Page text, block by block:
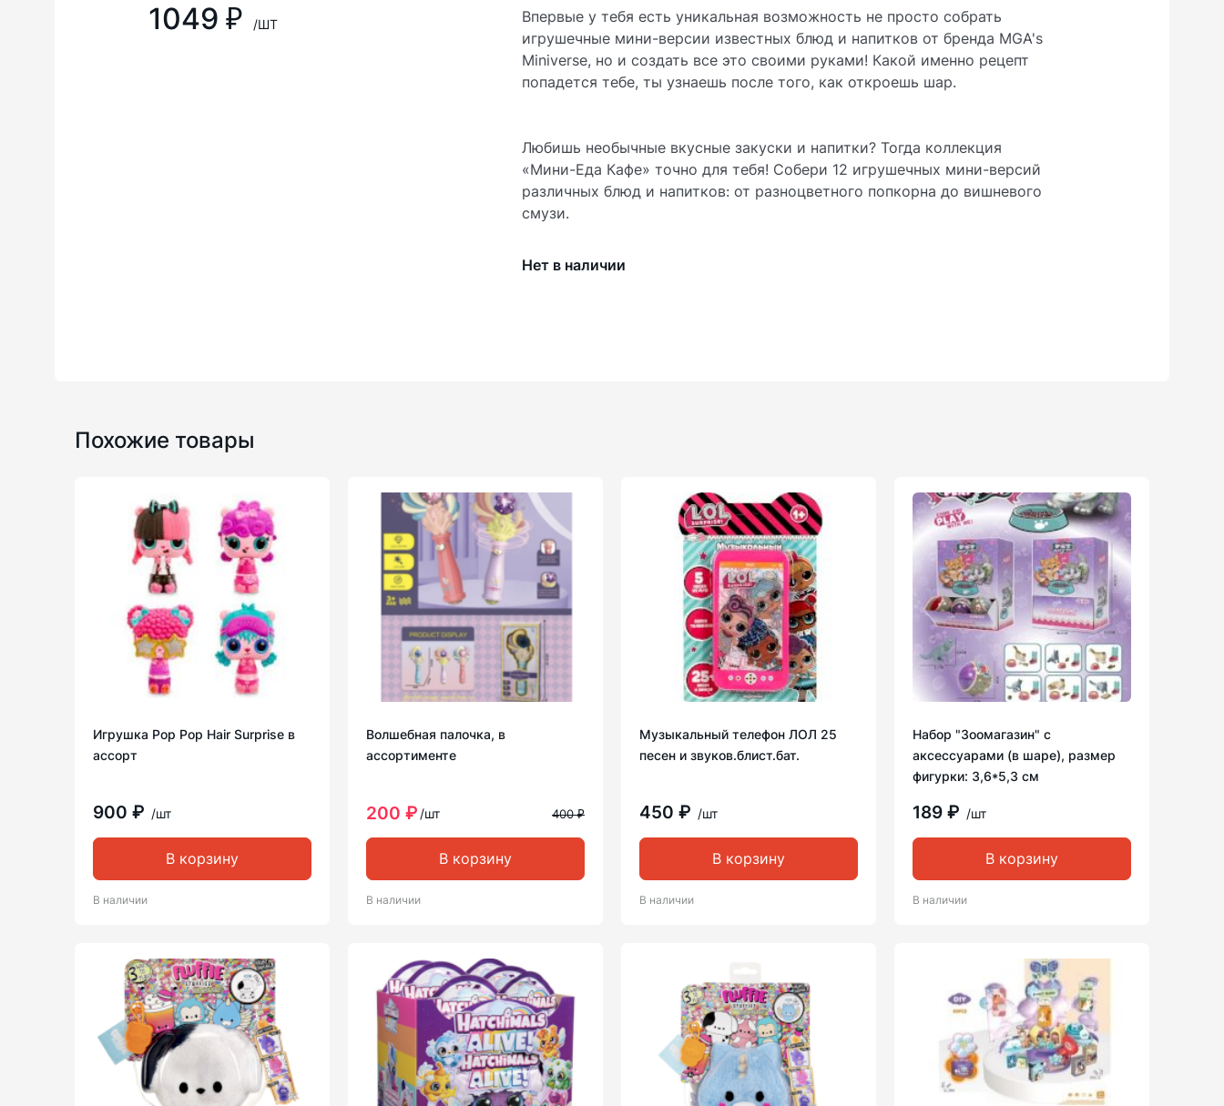
1049 ₽ /ШТ
Впервые у тебя есть уникальная возможность не просто собрать
игрушечные мини-версии известных блюд и напитков от бренда MGA's
Miniverse, но и создать все это своими руками! Какой именно рецепт
попадется тебе, ты узнаешь после того, как откроешь шар.
Любишь необычные вкусные закуски и напитки? Тогда коллекция
«Мини-Еда Кафе» точно для тебя! Собери 12 игрушечных мини-версий
различных блюд и напитков: от разноцветного попкорна до вишневого
смузи.
Нет в наличии
Похожие товары
Игрушка Pop Pop Hair Surprise в
ассорт
900 ₽ /шт
В корзину
В наличии
Волшебная палочка, в
ассортименте
200 ₽ /шт 400 ₽
В корзину
В наличии
Музыкальный телефон ЛОЛ 25
песен и звуков.блист.бат.
450 ₽ /шт
В корзину
В наличии
Набор "Зоомагазин" с
аксессуарами (в шаре), размер
фигурки: 3,6*5,3 см
189 ₽ /шт
В корзину
В наличии